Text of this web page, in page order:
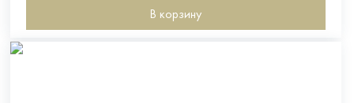
В корзину